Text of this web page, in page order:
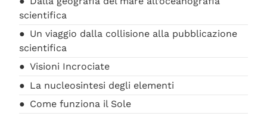
scientifica
Un viaggio dalla collisione alla pubblicazione
scientifica
Visioni Incrociate
La nucleosintesi degli elementi
Come funziona il Sole